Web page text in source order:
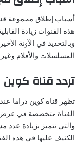
أسباب إطلاق مجموعة
هذه القنوات زيادة
وبالتحديد في الآونة
المسلسلات والأفلام
تردد قناة كوين
القناة متخصصة في عرض
والتي تتميز بزيادة عدد
الكثيف عليها في هذه